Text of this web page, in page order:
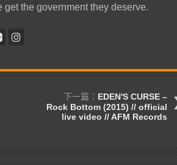
get the government they deserve.
下一篇： EDEN'S CURSE –
Rock Bottom (2015) // official
live video // AFM Records